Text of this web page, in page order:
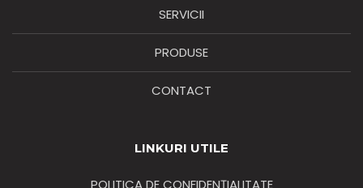
SERVICII
PRODUSE
CONTACT
LINKURI UTILE
POLITICA DE CONFIDENȚIALITATE